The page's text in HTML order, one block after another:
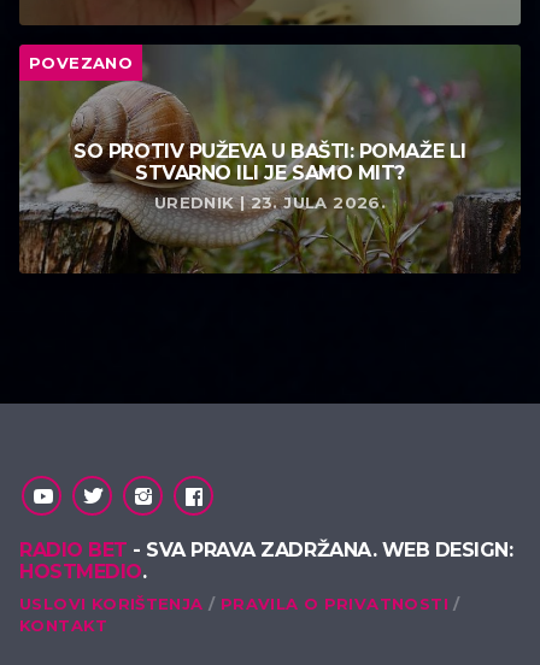
POVEZANO
SO PROTIV PUŽEVA U BAŠTI: POMAŽE LI
STVARNO ILI JE SAMO MIT?
UREDNIK | 23. JULA 2026.
RADIO BET - SVA PRAVA ZADRŽANA. WEB DESIGN:
HOSTMEDIO.
USLOVI KORIŠTENJA
PRAVILA O PRIVATNOSTI
KONTAKT